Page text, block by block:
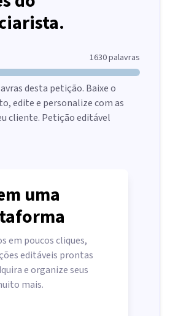
1630palavras
desta petição. Baixe o
edite e personalize com as
cliente. Petição editável
uma
em poucos cliques,
editáveis prontas
e organize seus
mais.